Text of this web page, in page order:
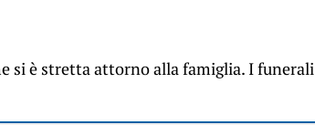
si è stretta attorno alla famiglia. I funerali